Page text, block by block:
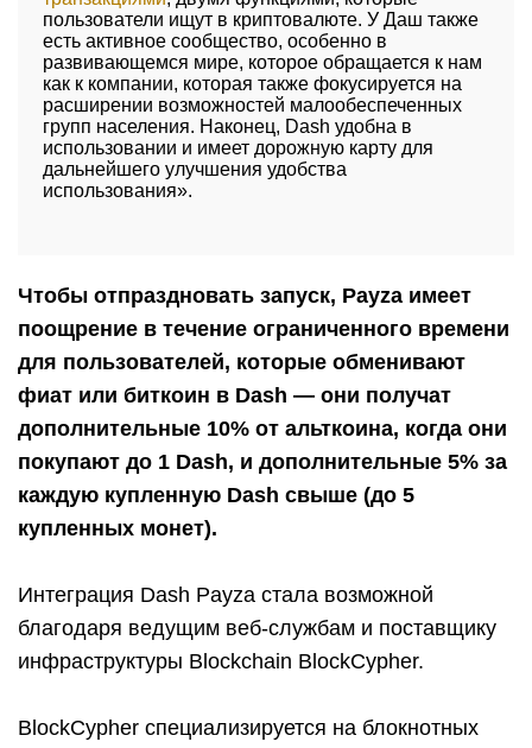
пользователи ищут в криптовалюте. У Даш также
есть активное сообщество, особенно в
развивающемся мире, которое обращается к нам
как к компании, которая также фокусируется на
расширении возможностей малообеспеченных
групп населения. Наконец, Dash удобна в
использовании и имеет дорожную карту для
дальнейшего улучшения удобства
использования».
Чтобы отпраздновать запуск, Payza имеет
поощрение в течение ограниченного времени
для пользователей, которые обменивают
фиат или биткоин в Dash — они получат
дополнительные 10% от альткоина, когда они
покупают до 1 Dash, и дополнительные 5% за
каждую купленную Dash свыше (до 5
купленных монет).
Интеграция Dash Payza стала возможной
благодаря ведущим веб-службам и поставщику
инфраструктуры Blockchain BlockCypher.
BlockCypher специализируется на блокнотных